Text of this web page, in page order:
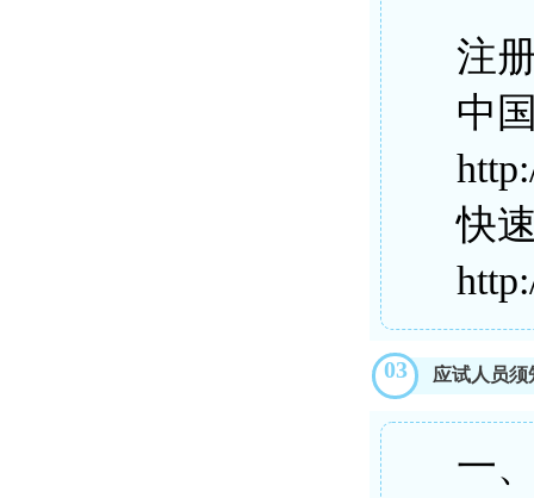
注
中
快
03 应试人员须
一